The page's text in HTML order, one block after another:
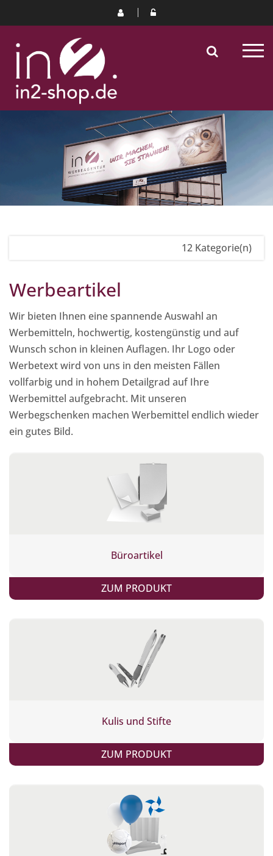
12 Kategorie(n)
Werbeartikel
Wir bieten Ihnen eine spannende Auswahl an
Werbemitteln, hochwertig, kostengünstig und auf
Wunsch schon in kleinen Auflagen. Ihr Logo oder
Werbetext wird von uns in den meisten Fällen
vollfarbig und in hohem Detailgrad auf Ihre
Werbemittel aufgebracht. Mit unseren
Werbegschenken machen Werbemittel endlich wieder
ein gutes Bild.
Büroartikel
ZUM PRODUKT
Kulis und Stifte
ZUM PRODUKT